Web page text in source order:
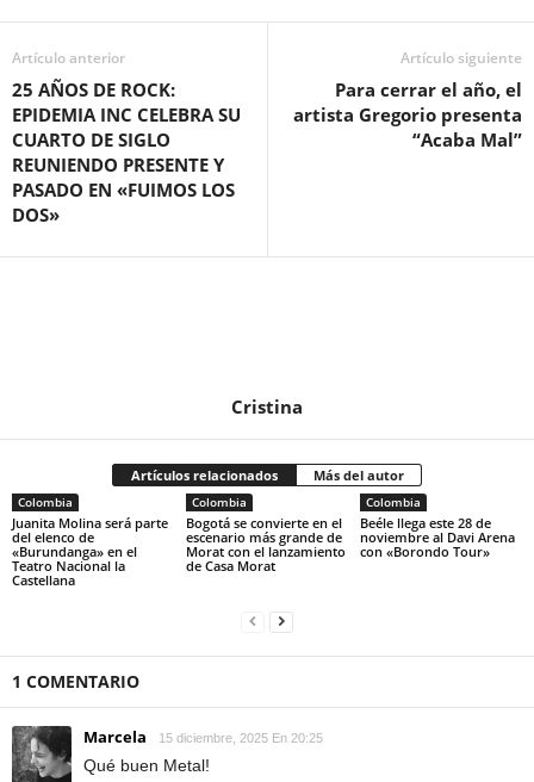
Artículo anterior
25 AÑOS DE ROCK:
EPIDEMIA INC CELEBRA SU
CUARTO DE SIGLO
REUNIENDO PRESENTE Y
PASADO EN «FUIMOS LOS
DOS»
Artículo siguiente
Para cerrar el año, el
artista Gregorio presenta
“Acaba Mal”
Cristina
Artículos relacionados Más del autor
Colombia
Juanita Molina será parte
del elenco de
«Burundanga» en el
Teatro Nacional la
Castellana
Colombia
Bogotá se convierte en el
escenario más grande de
Morat con el lanzamiento
de Casa Morat
Colombia
Beéle llega este 28 de
noviembre al Davi Arena
con «Borondo Tour»
1 COMENTARIO
Marcela 15 diciembre, 2025 En 20:25
Qué buen Metal!